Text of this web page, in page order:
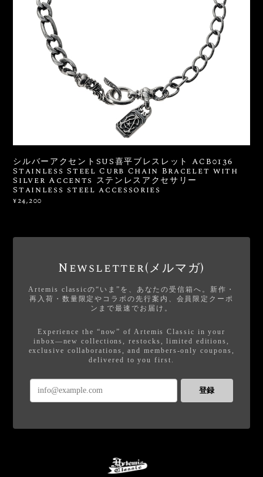
シルバーアクセントSUS喜平ブレスレット ACB0136
Stainless Steel Curb Chain Bracelet with
Silver Accents ステンレスアクセサリー
Stainless steel accessories
¥24,200
Newsletter(メルマガ)
Artemis classicの“いま”を、あなたの受信箱へ。新作・
再入荷・数量限定やコラボの先行案内、会員限定クーポ
ンまで最速でお届け。
Experience the “now” of Artemis Classic in your
inbox—new collections, restocks, limited editions,
exclusive collaborations, and members-only coupons,
delivered to you first.
登録